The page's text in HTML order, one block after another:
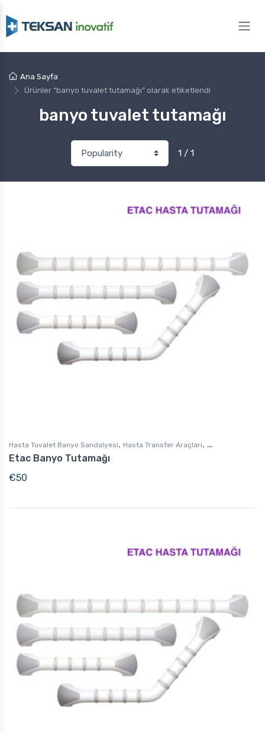
Ana Sayfa
Ürünler “banyo tuvalet tutamağı” olarak etiketlendi
banyo tuvalet tutamağı
1 / 1
Hasta Tuvalet Banyo Sandalyesi, Hasta Transfer Araçları,
Günlük Yaşam Destek
Etac Banyo Tutamağı
€50